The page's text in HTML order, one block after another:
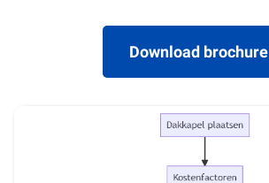
Download brochure